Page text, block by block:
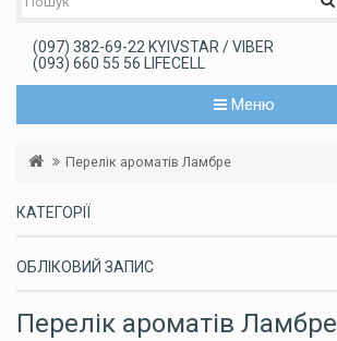
(097) 382-69-22 KYIVSTAR / VIBER
(093) 660 55 56 LIFECELL
Меню
Перелік ароматів Ламбре
КАТЕГОРІЇ
ОБЛІКОВИЙ ЗАПИС
Перелік ароматів Ламбре